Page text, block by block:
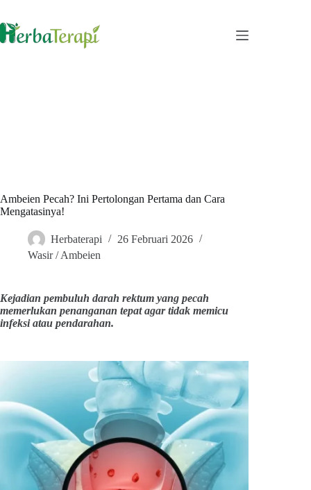
content
Ambeien Pecah? Ini Pertolongan Pertama dan Cara
Mengatasinya!
Herbaterapi
26 Februari 2026
Wasir / Ambeien
Kejadian pembuluh darah rektum yang pecah
memerlukan penanganan tepat agar tidak memicu
infeksi atau pendarahan.